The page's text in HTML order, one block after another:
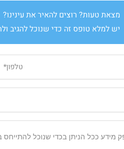
מצאת טעות? רוצים להאיר את עינינו?
יש למלא טופס זה כדי שנוכל להגיב